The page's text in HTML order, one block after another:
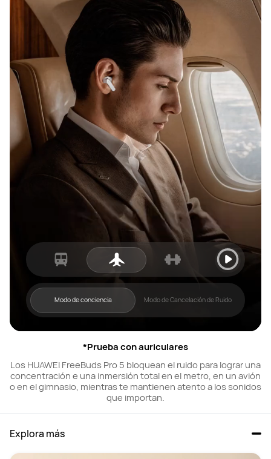
Modo de conciencia Modo de Cancelación de Ruido
*Prueba con auriculares
Los HUAWEI FreeBuds Pro 5 bloquean el ruido para lograr una
concentración e una inmersión total en el metro, en un avión
o en el gimnasio, mientras te mantienen atento a los sonidos
que importan.
Explora más